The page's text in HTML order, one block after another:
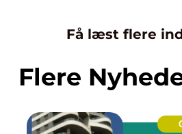
Få læst flere
Flere